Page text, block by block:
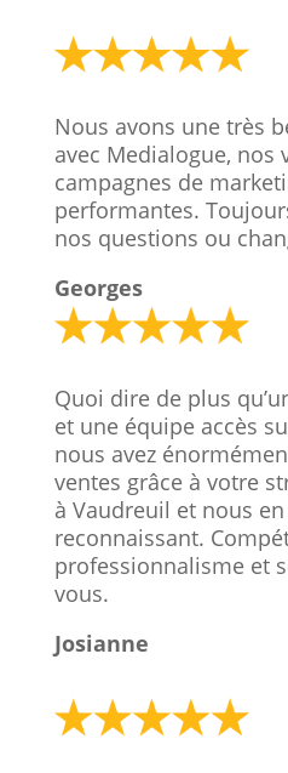
Nous avons une très
avec Medialogue, nos
campagnes de
performantes.
nos questions ou
Georges
Quoi dire de plus
et une équipe accès
nous avez
ventes grâce à votre
à Vaudreuil et nous
reconnaissant.
professionnalisme et
vous.
Josianne